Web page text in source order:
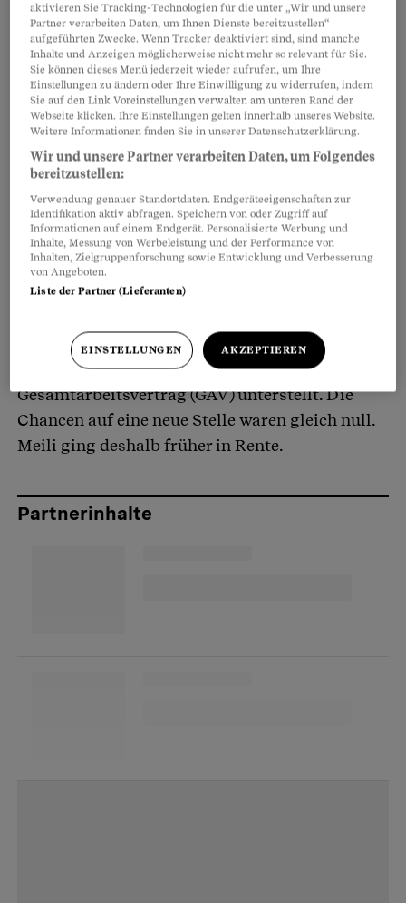
Artikel teilen
Nach der Pensionierung muss man sich keine
grossen finanziellen Sorgen machen? Dieses
Versprechen ist unerfüllt an Johann Meili
vorbeigerauscht. Der mittlerweile 77-Jährige ist
alles andere als auf Rosen gebettet. Ein
wesentlicher Grund: seine Pensionskasse.
Meili, der in Wirklichkeit anders heisst,
arbeitete 43 Jahre lang bei der Berner Hoch- und
Tiefbaugenossenschaft (HTG), immer Vollzeit.
Als er 60 war, ging die Firma pleite. Er war ihr
eigentlich Rentenalter 60, aber nicht für Meili;
denn sein Arbeitgeber war nicht dem
Gesamtarbeitsvertrag (GAV) unterstellt. Die
Chancen auf eine neue Stelle waren gleich null.
Meili ging deshalb früher in Rente.
Partnerinhalte
aktivieren Sie Tracking-Technologien für die unter „Wir und unsere
Partner verarbeiten Daten, um Ihnen Dienste bereitzustellen“
aufgeführten Zwecke. Wenn Tracker deaktiviert sind, sind manche
Inhalte und Anzeigen möglicherweise nicht mehr so relevant für Sie.
Sie können dieses Menü jederzeit wieder aufrufen, um Ihre
Einstellungen zu ändern oder Ihre Einwilligung zu widerrufen, indem
Sie auf den Link Voreinstellungen verwalten am unteren Rand der
Webseite klicken. Ihre Einstellungen gelten innerhalb unseres Website.
Weitere Informationen finden Sie in unserer Datenschutzerklärung.
Wir und unsere Partner verarbeiten Daten, um Folgendes
bereitzustellen:
Verwendung genauer Standortdaten. Endgeräteeigenschaften zur
Identifikation aktiv abfragen. Speichern von oder Zugriff auf
Informationen auf einem Endgerät. Personalisierte Werbung und
Inhalte, Messung von Werbeleistung und der Performance von
Inhalten, Zielgruppenforschung sowie Entwicklung und Verbesserung
von Angeboten.
Liste der Partner (Lieferanten)
EINSTELLUNGEN AKZEPTIEREN